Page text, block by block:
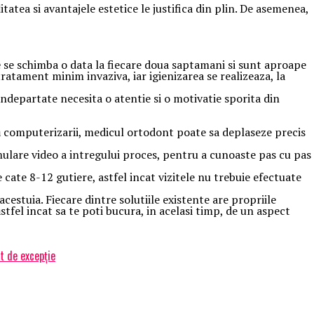
si avantajele estetice le justifica din plin. De asemenea,
schimba o data la fiecare doua saptamani si sunt aproape
minim invaziva, iar igienizarea se realizeaza, la
necesita o atentie si o motivatie sporita din
medicul ortodont poate sa deplaseze precis
video a intregului proces, pentru a cunoaste pas cu pas
8-12 gutiere, astfel incat vizitele nu trebuie efectuate
Fiecare dintre solutiile existente are propriile
incat sa te poti bucura, in acelasi timp, de un aspect
de excepție